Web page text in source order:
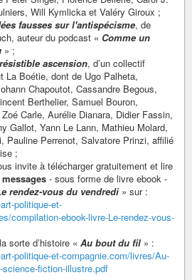
Will Kymlicka et Valéry Giroux ;
fausses sur l'antispécisme, de
auteur du podcast « Comme un
» ;
ascension, d’un collectif
La Boétie, dont de Ugo Palheta,
Chapoutot, Cassandre Begous,
Berthelier, Samuel Bouron,
Carle, Aurélie Dianara, Didier Fassin,
Gallot, Yann Le Lann, Mathieu Molard,
Pauline Perrenot, Salvatore Prinzi, affilié
;
invite à télécharger gratuitement et lire
- sous forme de livre ebook -
rendez-vous du vendredi » sur :
politique-et-
compilation-ebook-livre-Le-rendez-vous-
sorte d’histoire « Au bout du fil » :
politique-et-compagnie.com/livres/Au-
science-fiction-illustre.pdf